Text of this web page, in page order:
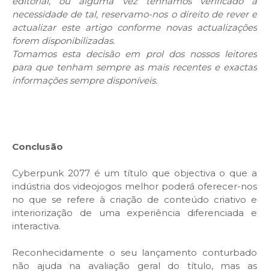
necessidade de tal, reservamo-nos o direito de rever e
actualizar este artigo conforme novas actualizações
forem disponibilizadas.
Tomamos esta decisão em prol dos nossos leitores
para que tenham sempre as mais recentes e exactas
informações sempre disponíveis.
Conclusão
Cyberpunk 2077 é um título que objectiva o que a
indústria dos videojogos melhor poderá oferecer-nos
no que se refere à criação de conteúdo criativo e
interiorização de uma experiência diferenciada e
interactiva.
Reconhecidamente o seu lançamento conturbado
não ajuda na avaliação geral do título, mas as